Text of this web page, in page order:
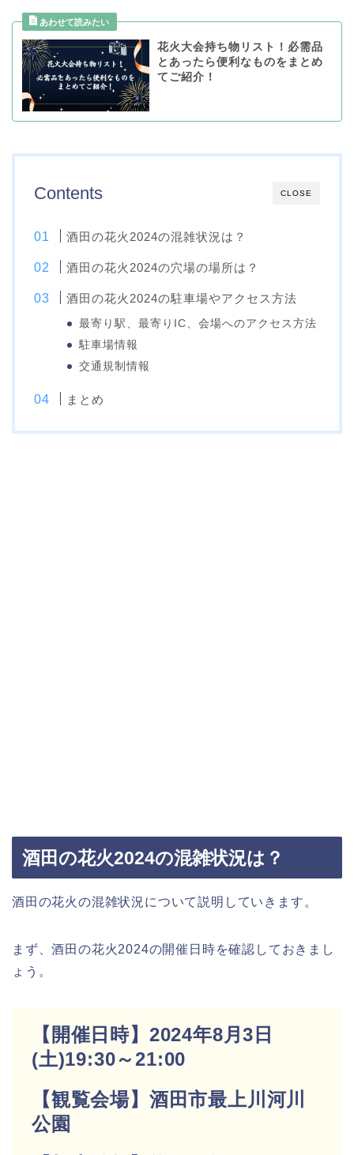
花火大会持ち物リスト！必需品
とあったら便利なものをまとめ
てご紹介！
CLOSE
Contents
酒田の花火2024の混雑状況は？
酒田の花火2024の穴場の場所は？
酒田の花火2024の駐車場やアクセス方法
最寄り駅、最寄りIC、会場へのアクセス方法
駐車場情報
交通規制情報
まとめ
酒田の花火2024の混雑状況は？
酒田の花火の混雑状況について説明していきます。
まず、酒田の花火2024の開催日時を確認しておきまし
ょう。
【開催日時】2024年8月3日
(土)19:30～21:00
【観覧会場】酒田市最上川河川
公園